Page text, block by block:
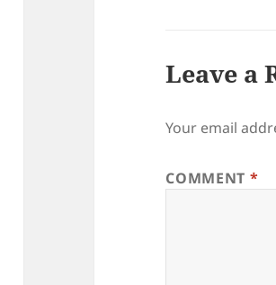
Leave a
Your email
COMMENT *